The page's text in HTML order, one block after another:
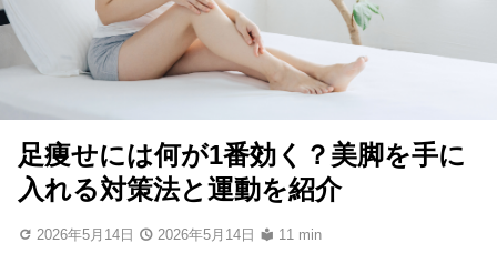
足痩せには何が1番効く？美脚を手に
入れる対策法と運動を紹介
2026年5月14日 2026年5月14日 11 min